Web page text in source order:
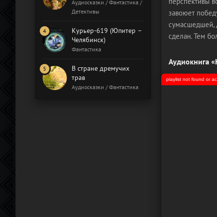
завоюет
сумасшедшей,
сделан. Тем
Аудиокнига
playlist not found or
Бал газовщиков
Аудиосказки / Фантастика /
Детективы
Курьер-619 (Юпитер –
Челябинск)
Фантастика
В стране дремучих
трав
Аудиосказки / Фантастика